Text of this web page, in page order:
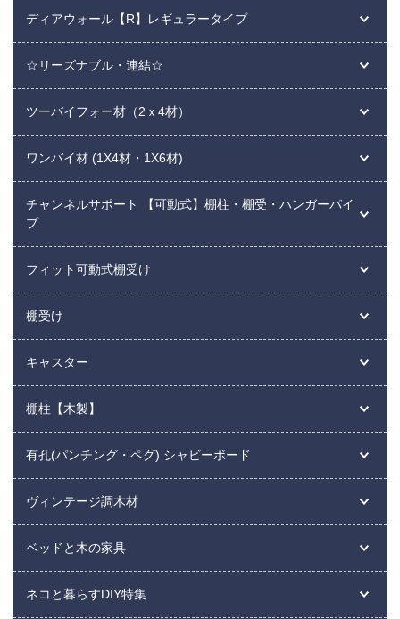
ディアウォール【R】レギュラータイプ
☆リーズナブル・連結☆
ツーバイフォー材（2ｘ4材）
ワンバイ材 (1X4材・1X6材)
チャンネルサポート 【可動式】棚柱・棚受・ハンガーパイ
プ
フィット可動式棚受け
棚受け
キャスター
棚柱【木製】
有孔(パンチング・ペグ) シャビーボード
ヴィンテージ調木材
ベッドと木の家具
ネコと暮らすDIY特集